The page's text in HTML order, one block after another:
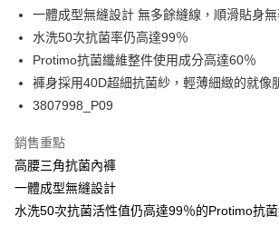
全支付
全盈+PAY
AFTEE先享後付
相關說明
AFTEE先享後付是「在收到商品之後才付款」的支付
１．簡單：不需註冊會員、不需綁卡、不需儲值。
２．便利：只要手機號碼，簡訊認證，即可結帳。
３．安心：先確認商品／服務後，再付款。
ATM付款
運送方式
全家取付
一體成型無縫設計 無多餘縫線，順滑貼身
水洗50次抗菌率仍高達99％
Protimo抗菌纖維整件使用成分高達60％
褲身採用40D超細抗菌紗，輕薄細緻的就像
3807998_P09
銷售重點
高腰三角抗菌內褲
一體成型無縫設計
水洗50次抗菌活性值仍高達99％的Protimo抗